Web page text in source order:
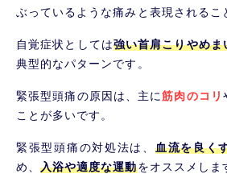
ぶっているような痛みと表現されるこ
自覚症状としては強い首肩こりやめま
典型的なパターンです。
緊張型頭痛の原因は、主に筋肉のコリ
ことが多いです。
緊張型頭痛の対処法は、 血流を良く
め、入浴や適度な運動をオススメしま